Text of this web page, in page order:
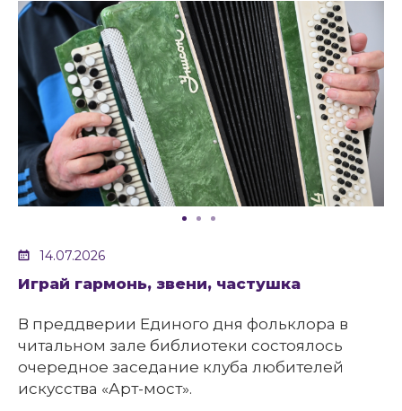
14.07.2026
Играй гармонь, звени, частушка
В преддверии Единого дня фольклора в
читальном зале библиотеки состоялось
очередное заседание клуба любителей
искусства «Арт-мост».